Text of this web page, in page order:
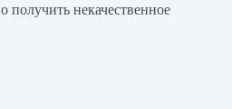
некачественное